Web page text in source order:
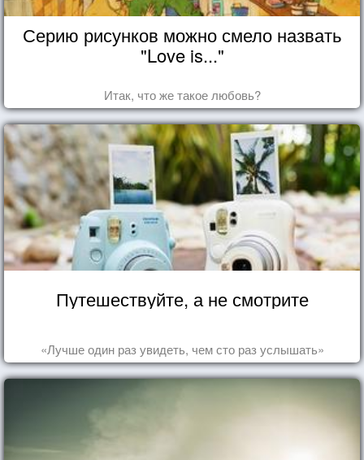
Серию рисунков можно смело назвать
"Love is..."
Итак, что же такое любовь?
Путешествуйте, а не смотрите
«Лучше один раз увидеть, чем сто раз услышать»